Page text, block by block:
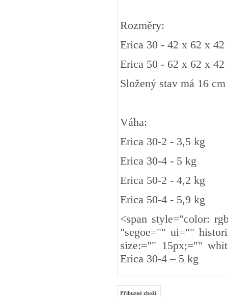
Rozměry:
Erica 30 - 42 x 62 x 42
Erica 50 - 62 x 62 x 42
Složený stav má 16
Váha:
Erica 30-2 - 3,5 kg
Erica 30-4 - 5 kg
Erica 50-2 - 4,2 kg
Erica 50-4 - 5,9 kg
<span style="color:
"segoe="" ui=""
size:="" 15px;=""
Erica 30-4 – 5 kg
Příbuzné zboží